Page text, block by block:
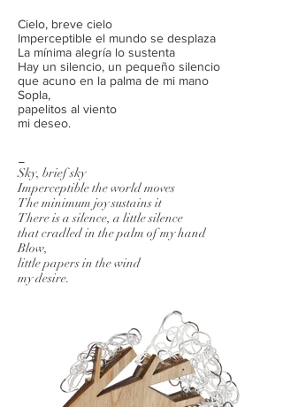
Cielo, breve cielo
Imperceptible el mundo se desplaza
La mínima alegría lo sustenta
Hay un silencio, un pequeño silencio
que acuno en la palma de mi mano
Sopla,
papelitos al viento
mi deseo.
Sky, brief sky
Imperceptible the world moves
The minimum joy sustains it
There is a silence, a little silence
that cradled in the palm of my hand
Blow,
little papers in the wind
my desire.